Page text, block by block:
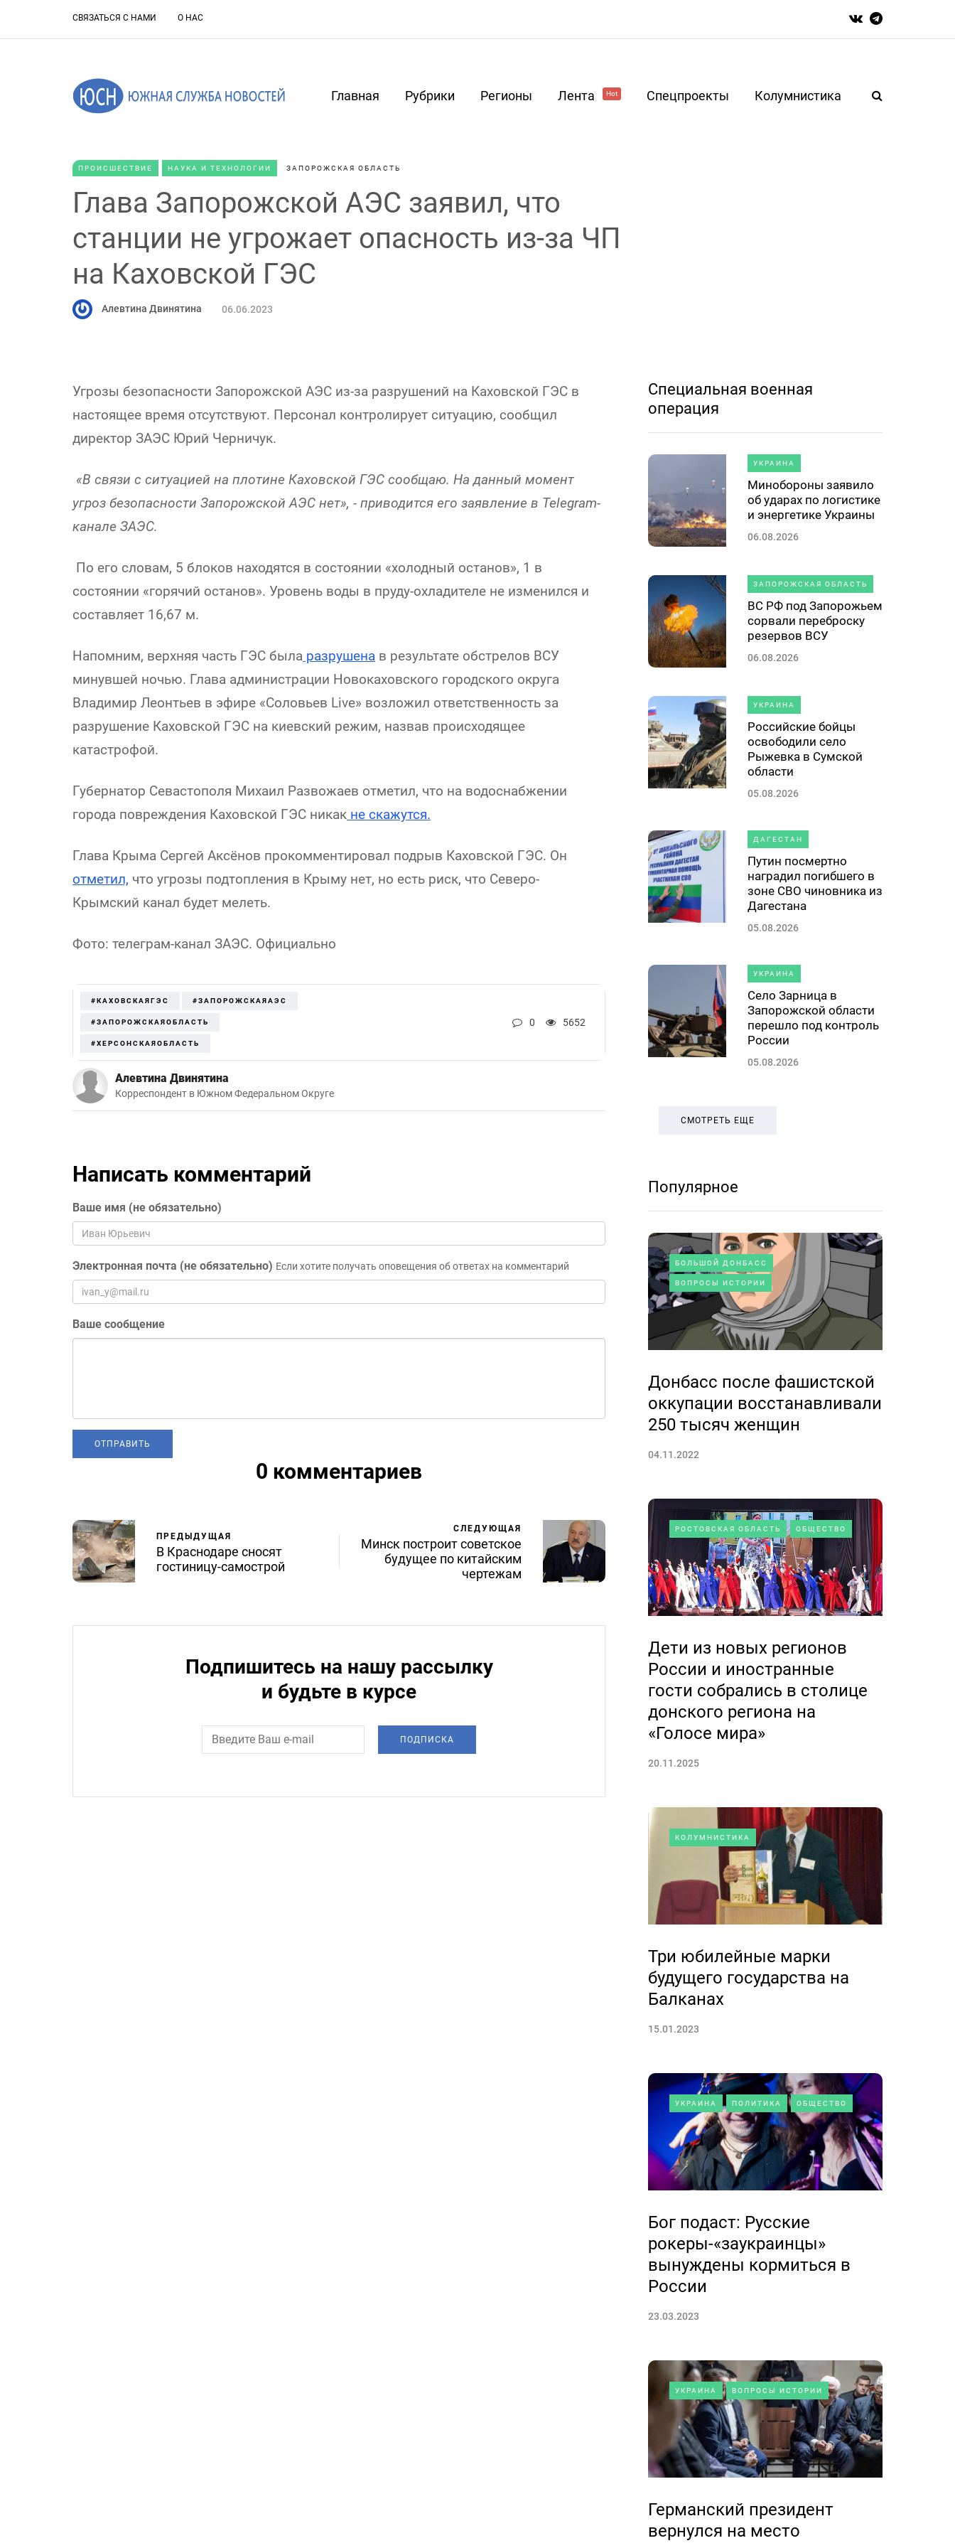
СВЯЗАТЬСЯ С НАМИ О НАС
Главная Рубрики Регионы Лента Hot Спецпроекты Колумнистика
ПРОИСШЕСТВИЕ НАУКА И ТЕХНОЛОГИИ ЗАПОРОЖСКАЯ ОБЛАСТЬ
Глава Запорожской АЭС заявил, что
станции не угрожает опасность из-за ЧП
на Каховской ГЭС
Алевтина Двинятина 06.06.2023
Угрозы безопасности Запорожской АЭС из-за разрушений на Каховской ГЭС в
настоящее время отсутствуют. Персонал контролирует ситуацию, сообщил
директор ЗАЭС Юрий Черничук.
«В связи с ситуацией на плотине Каховской ГЭС сообщаю. На данный момент
угроз безопасности Запорожской АЭС нет», - приводится его заявление в Telegram-
канале ЗАЭС.
По его словам, 5 блоков находятся в состоянии «холодный останов», 1 в
состоянии «горячий останов». Уровень воды в пруду-охладителе не изменился и
составляет 16,67 м.
Напомним, верхняя часть ГЭС была разрушена в результате обстрелов ВСУ
минувшей ночью. Глава администрации Новокаховского городского округа
Владимир Леонтьев в эфире «Соловьев Live» возложил ответственность за
разрушение Каховской ГЭС на киевский режим, назвав происходящее
катастрофой.
Губернатор Севастополя Михаил Развожаев отметил, что на водоснабжении
города повреждения Каховской ГЭС никак не скажутся.
Глава Крыма Сергей Аксёнов прокомментировал подрыв Каховской ГЭС. Он
отметил, что угрозы подтопления в Крыму нет, но есть риск, что Северо-
Крымский канал будет мелеть.
Фото: телеграм-канал ЗАЭС. Официально
#КАХОВСКАЯГЭС #ЗАПОРОЖСКАЯАЭС
#ЗАПОРОЖСКАЯОБЛАСТЬ
#ХЕРСОНСКАЯОБЛАСТЬ
0 5652
Алевтина Двинятина
Корреспондент в Южном Федеральном Округе
Написать комментарий
Ваше имя (не обязательно)
Электронная почта (не обязательно) Если хотите получать оповещения об ответах на комментарий
Ваше сообщение
0 комментариев
ПРЕДЫДУЩАЯ
В Краснодаре сносят
гостиницу-самострой
СЛЕДУЮЩАЯ
Минск построит советское
будущее по китайским
чертежам
Подпишитесь на нашу рассылку
и будьте в курсе
ПОДПИСКА
Специальная военная
операция
УКРАИНА
Минобороны заявило
об ударах по логистике
и энергетике Украины
06.08.2026
ЗАПОРОЖСКАЯ ОБЛАСТЬ
ВС РФ под Запорожьем
сорвали переброску
резервов ВСУ
06.08.2026
УКРАИНА
Российские бойцы
освободили село
Рыжевка в Сумской
области
05.08.2026
ДАГЕСТАН
Путин посмертно
наградил погибшего в
зоне СВО чиновника из
Дагестана
05.08.2026
УКРАИНА
Село Зарница в
Запорожской области
перешло под контроль
России
05.08.2026
СМОТРЕТЬ ЕЩЕ
Популярное
БОЛЬШОЙ ДОНБАСС
ВОПРОСЫ ИСТОРИИ
Донбасс после фашистской
оккупации восстанавливали
250 тысяч женщин
04.11.2022
РОСТОВСКАЯ ОБЛАСТЬ ОБЩЕСТВО
Дети из новых регионов
России и иностранные
гости собрались в столице
донского региона на
«Голосе мира»
20.11.2025
КОЛУМНИСТИКА
Три юбилейные марки
будущего государства на
Балканах
15.01.2023
УКРАИНА ПОЛИТИКА ОБЩЕСТВО
Бог подаст: Русские
рокеры-«заукраинцы»
вынуждены кормиться в
России
23.03.2023
УКРАИНА ВОПРОСЫ ИСТОРИИ
Германский президент
вернулся на место